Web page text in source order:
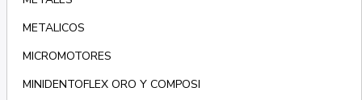
METALICOS
MICROMOTORES
MINIDENTOFLEX ORO Y COMPOSI